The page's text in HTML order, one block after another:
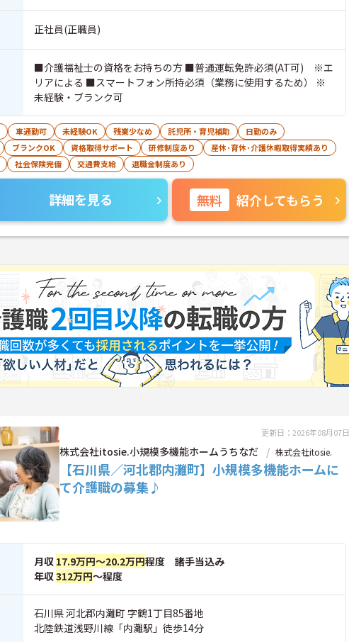
正社員(正職員)
■介護福祉士の資格をお持ちの方 ■普通運転免許必須(AT可) ※エ
リアによる ■スマートフォン所持必須（業務に使用するため） ※
未経験・ブランク可
車通勤可 未経験OK 残業少なめ 託児所・育児補助
日勤のみ
ブランクOK 資格取得サポート 研修制度あり
産休･育休･介護休暇取得実績あり
社会保険完備 交通費支給 退職金制度あり
詳細を見る 無料 紹介してもらう
更新日：2026年08月07日
株式会社itosie.小規模多機能ホームうちなだ 株式会社itosie.
【石川県／河北郡内灘町】小規模多機能ホームに
て介護職の募集♪
月収 17.9万円～20.2万円程度 諸手当込み
年収312万円～程度
石川県 河北郡内灘町 字鶴1丁目85番地
北陸鉄道浅野川線「内灘駅」徒歩14分